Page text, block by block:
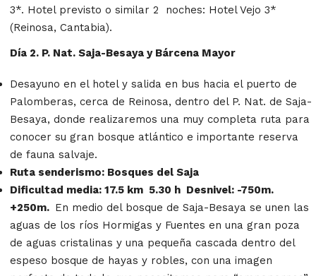
3*. Hotel previsto o similar 2 noches: Hotel Vejo 3*
(Reinosa, Cantabia).
Día 2. P. Nat. Saja-Besaya y Bárcena Mayor
Desayuno en el hotel y salida en bus hacia el puerto de
Palomberas, cerca de Reinosa, dentro del P. Nat. de Saja-
Besaya, donde realizaremos una muy completa ruta para
conocer su gran bosque atlántico e importante reserva
de fauna salvaje.
Ruta senderismo: Bosques del Saja
Dificultad media: 17.5 km 5.30 h Desnivel: -750m.
+250m. En medio del bosque de Saja-Besaya se unen las
aguas de los ríos Hormigas y Fuentes en una gran poza
de aguas cristalinas y una pequeña cascada dentro del
espeso bosque de hayas y robles, con una imagen